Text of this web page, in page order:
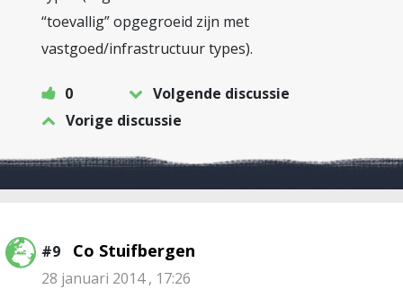
“toevallig” opgegroeid zijn met
vastgoed/infrastructuur types).
0
Volgende discussie
Vorige discussie
#9 Co Stuifbergen
28 januari 2014 , 17:26